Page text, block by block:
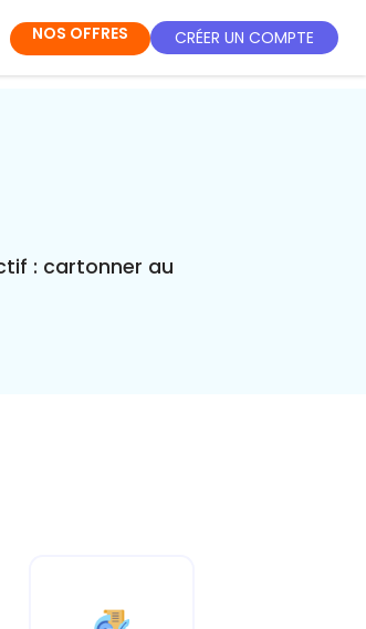
NOS OFFRES CRÉER UN COMPTE
: cartonner au